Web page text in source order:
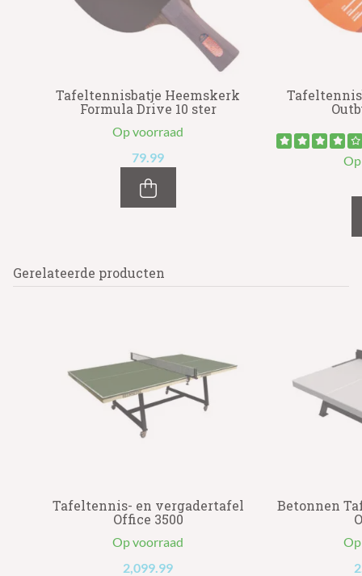
Tafeltennisbatje Heemskerk
Formula Drive 10 ster
Op voorraad
79.99
Gerelateerde producten
Tafeltennis- en vergadertafel
Office 3500
Op voorraad
2,099.99
Betonnen